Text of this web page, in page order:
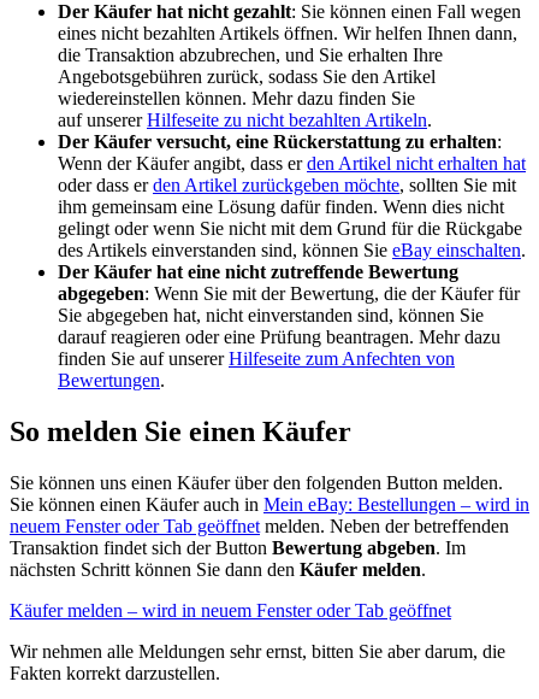
Der Käufer hat nicht gezahlt: Sie können einen Fall wegen
eines nicht bezahlten Artikels öffnen. Wir helfen Ihnen dann,
die Transaktion abzubrechen, und Sie erhalten Ihre
Angebotsgebühren zurück, sodass Sie den Artikel
wiedereinstellen können. Mehr dazu finden Sie
auf unsererHilfeseite zu nicht bezahlten Artikeln.
Der Käufer versucht, eine Rückerstattung zu erhalten:
Wenn der Käufer angibt, dass erden Artikel nicht erhalten hat
oder dass erden Artikel zurückgeben möchte, sollten Sie mit
ihm gemeinsam eine Lösung dafür finden. Wenn dies nicht
gelingt oder wenn Sie nicht mit dem Grund für die Rückgabe
des Artikels einverstanden sind, können Sie eBay einschalten.
Der Käufer hat eine nicht zutreffende Bewertung
abgegeben: Wenn Sie mit der Bewertung, die der Käufer für
Sie abgegeben hat, nicht einverstanden sind, können Sie
darauf reagieren oder eine Prüfung beantragen. Mehr dazu
finden Sie auf unsererHilfeseite zum Anfechten von
Bewertungen.
So melden Sie einen Käufer
Sie können uns einen Käufer über den folgenden Button melden.
Sie können einen Käufer auch in Mein eBay: Bestellungen – wird in
neuem Fenster oder Tab geöffnet melden. Neben der betreffenden
Transaktion findet sich der Button Bewertung abgeben. Im
nächsten Schritt können Sie dann den Käufer melden.
Käufer melden – wird in neuem Fenster oder Tab geöffnet
Wir nehmen alle Meldungen sehr ernst, bitten Sie aber darum, die
Fakten korrekt darzustellen.